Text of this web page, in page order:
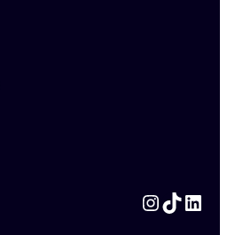
InstagramTikTok LinkedIn